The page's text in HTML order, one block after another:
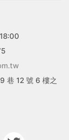
巷 12 號 6 樓之